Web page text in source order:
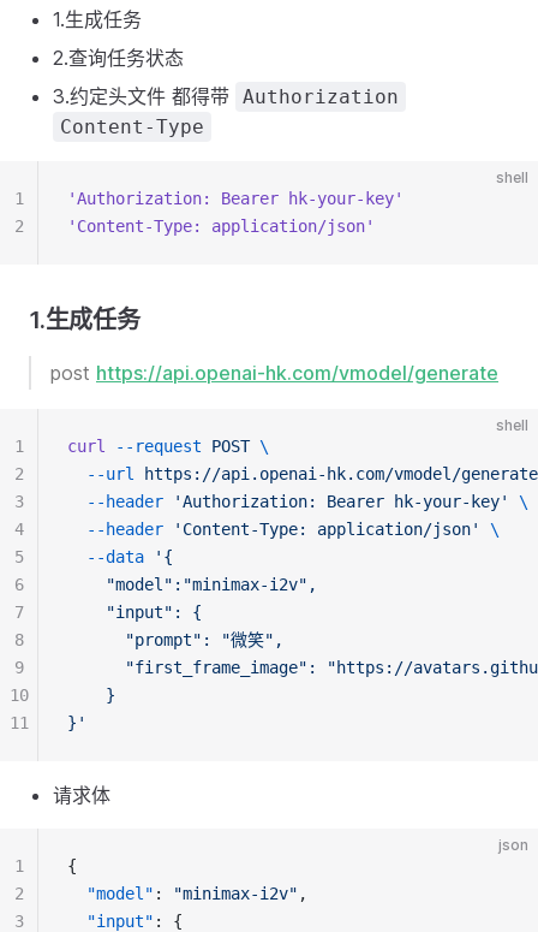
1.生成任务
2.查询任务状态
3.约定头文件 都得带 Authorization
Content-Type
shell
'Authorization: Bearer hk-your-key'
'Content-Type: application/json'
1
2
1.生成任务
post https://api.openai-hk.com/vmodel/generate
shell
curl --request POST \
--url
https://api.openai-hk.com/vmodel/generate
--header
'Authorization: Bearer hk-your-key'
\
--header
'Content-Type: application/json'
\
--data
'{
    "model":"minimax-i2v",
    "input": {
      "prompt": "微笑",
"first_frame_image": "https://
    }
}'
1
2
3
4
5
6
7
8
9
10
11
请求体
json
{
"model" : "minimax-i2v" ,
"input" : {
1
2
3